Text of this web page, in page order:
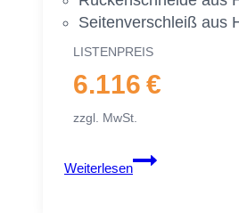
Sei­ten­ver­schleiß aus
LIS­TEN­PREIS
6.116 €
zzgl. MwSt.
Weiterlesen
Gra­
ben­